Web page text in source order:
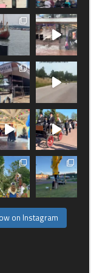
on Instagram